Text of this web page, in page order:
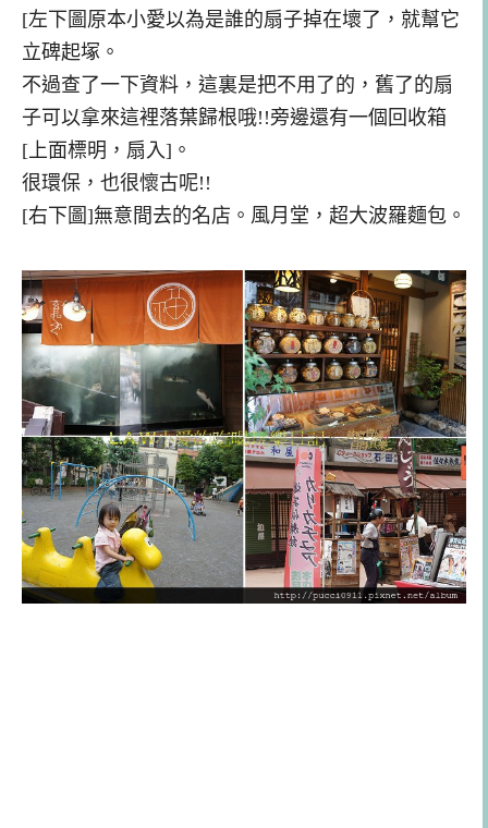
[左下圖 原本小愛以為是誰的扇子掉在壞了，就幫它
立碑起塚。
不過查了一下資料，這裏是把不用了的，舊了的扇
子可以拿來這裡落葉歸根哦!!旁邊還有一個回收箱
[上面標明，扇入]。
很環保，也很懷古呢!!
[右下圖]無意間去的名店。風月堂，超大波羅麵包。